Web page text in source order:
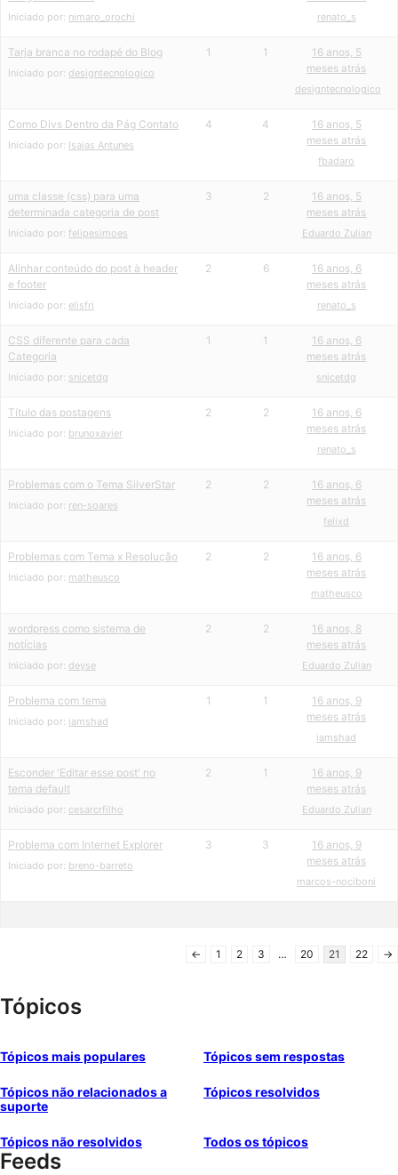
Iniciado por: nimaro_orochi renato_s
Tarja branca no rodapé do Blog
Iniciado por: designtecnologico
1 1
16 anos, 5
meses atrás
designtecnologico
Como Divs Dentro da Pág Contato
Iniciado por: Isaias Antunes
4 4
16 anos, 5
meses atrás
fbadaro
uma classe (css) para uma
determinada categoria de post
Iniciado por: felipesimoes
3 2
16 anos, 5
meses atrás
Eduardo Zulian
Alinhar conteúdo do post à header
e footer
Iniciado por: elisfri
2 6
16 anos, 6
meses atrás
renato_s
CSS diferente para cada
Categoria
Iniciado por: snicetdg
1 1
16 anos, 6
meses atrás
snicetdg
Título das postagens
Iniciado por: brunoxavier
2 2
16 anos, 6
meses atrás
renato_s
Problemas com o Tema SilverStar
Iniciado por: ren-soares
2 2
16 anos, 6
meses atrás
felixd
Problemas com Tema x Resolução
Iniciado por: matheusco
2 2
16 anos, 6
meses atrás
matheusco
wordpress como sistema de
notícias
Iniciado por: deyse
2 2
16 anos, 8
meses atrás
Eduardo Zulian
Problema com tema
Iniciado por: iamshad
1 1
16 anos, 9
meses atrás
iamshad
Esconder 'Editar esse post' no
tema default
Iniciado por: cesarcrfilho
2 1
16 anos, 9
meses atrás
Eduardo Zulian
Problema com Internet Explorer
Iniciado por: breno-barreto
3 3
16 anos, 9
meses atrás
marcos-nociboni
← 1 2 3 … 20 21 22 →
Tópicos
Tópicos mais populares Tópicos sem respostas
Tópicos não relacionados a
suporte
Tópicos resolvidos
Tópicos não resolvidos Todos os tópicos
Feeds